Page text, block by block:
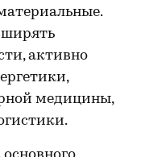
активно
медицины,